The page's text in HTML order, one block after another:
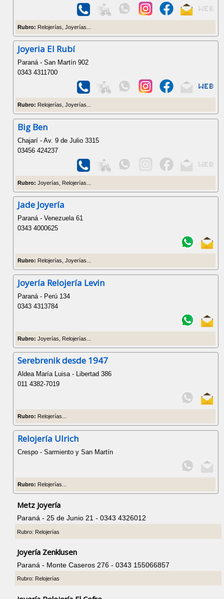
Rubro: Relojerías, Joyerías...
Joyeria El Rubí
Paraná - San Martín 902
0343 4311700
Rubro: Relojerías, Joyerías...
Big Ben
Chajarí - Av. 9 de Julio 3315
03456 424237
Rubro: Joyerías, Relojerías...
Jade Joyería
Paraná - Venezuela 61
0343 4000625
Rubro: Relojerías, Joyerías...
Joyería Relojería Levin
Paraná - Perú 134
0343 4313784
Rubro: Joyerías, Relojerías...
Serebrenik desde 1947
Aldea María Luisa - Libertad 386
011 4382-7019
Rubro: Relojerías...
Relojería Ulrich
Crespo - Sarmiento y San Martín
Rubro: Relojerías...
Metz Joyería
Paraná - 25 de Junio 21 - 0343 4326012
Rubro: Relojerías
Joyería Zenklusen
Paraná - Monte Caseros 276 - 0343 155066857
Rubro: Relojerías